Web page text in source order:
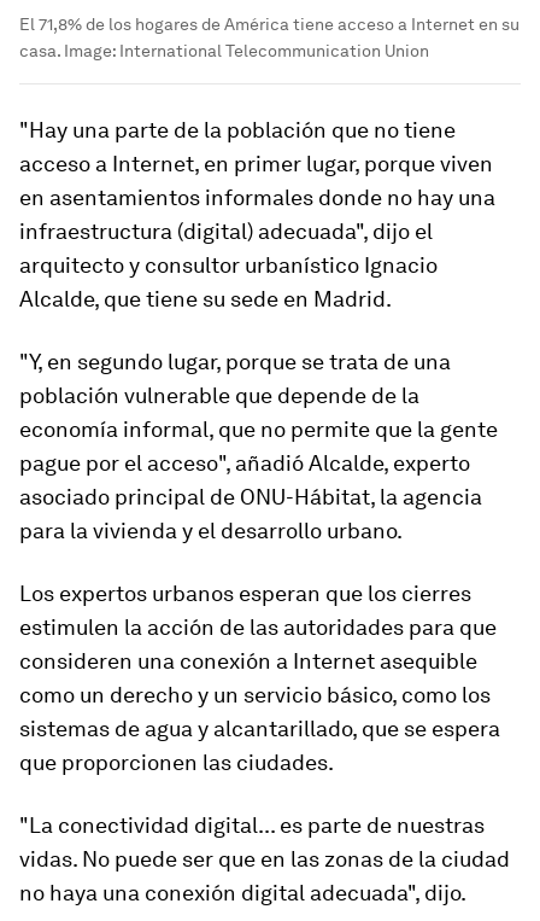
El 71,8% de los hogares de América tiene acceso a Internet en su
casa. Image: International Telecommunication Union
"Hay una parte de la población que no tiene
acceso a Internet, en primer lugar, porque viven
en asentamientos informales donde no hay una
infraestructura (digital) adecuada", dijo el
arquitecto y consultor urbanístico Ignacio
Alcalde, que tiene su sede en Madrid.
"Y, en segundo lugar, porque se trata de una
población vulnerable que depende de la
economía informal, que no permite que la gente
pague por el acceso", añadió Alcalde, experto
asociado principal de ONU-Hábitat, la agencia
para la vivienda y el desarrollo urbano.
Los expertos urbanos esperan que los cierres
estimulen la acción de las autoridades para que
consideren una conexión a Internet asequible
como un derecho y un servicio básico, como los
sistemas de agua y alcantarillado, que se espera
que proporcionen las ciudades.
"La conectividad digital... es parte de nuestras
vidas. No puede ser que en las zonas de la ciudad
no haya una conexión digital adecuada", dijo.